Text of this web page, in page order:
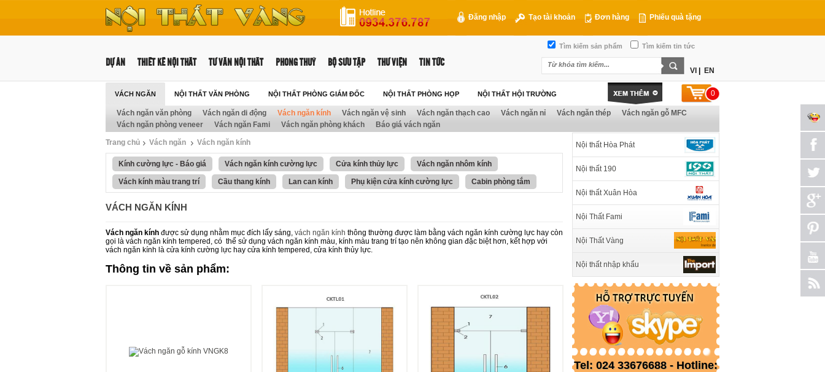
Đăng nhập Tạo tài khoản Đơn hàng Phiếu quà tặng
Tìm kiếm sản phẩm Tìm kiếm tin tức
DỰ ÁN THIẾT KẾ NỘI THẤT TƯ VẤN NỘI THẤT PHONG THUỶ BỘ SƯU TẬP THƯ VIỆN TIN TỨC
VI EN
VÁCH NGĂN NỘI THẤT VĂN PHÒNG NỘI THẤT PHÒNG GIÁM ĐỐC NỘI THẤT PHÒNG HỌP NỘI THẤT HỘI TRƯỜNG
NỘI THẤT TRƯỜNG HỌC
0
Vách ngăn văn phòng Vách ngăn di động Vách ngăn kính Vách ngăn vệ sinh Vách ngăn thạch cao Vách ngăn nỉ Vách ngăn thép
Vách ngăn gỗ MFC
Vách ngăn phòng veneer
Vách ngăn Fami Vách ngăn phòng khách Báo giá vách ngăn
Trang chủ Vách ngăn Vách ngăn kính
Kính cường lực - Báo giá Vách ngăn kính cường lực Cửa kính thủy lực Vách ngăn nhôm kính
Vách kính màu trang trí Cầu thang kính Lan can kính Phụ kiện cửa kính cường lực Cabin phòng tắm
VÁCH NGĂN KÍNH
Vách ngăn kính được sử dụng nhằm mục đích lấy sáng, vách ngăn kính thông thường được làm bằng vách ngăn kính cường lực hay còn
gọi là vách ngăn kính tempered, có thể sử dụng vách ngăn kính màu, kính màu trang trí tạo nên không gian đặc biệt hơn, kết hợp với
vách ngăn kính là cửa kính cường lực hay cửa kính tempered, cửa kính thủy lực.
Thông tin về sản phẩm:
Nội thất Hòa Phát
Nội thất 190
Nội thất Xuân Hòa
Nội Thất Fami
Nội Thất Vàng
Nội thất nhập khẩu
Tel: 024 33676688 - Hotline: